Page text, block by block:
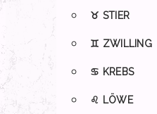
♉ STIER
♊ ZWILLING
♋ KREBS
♌ LÖWE